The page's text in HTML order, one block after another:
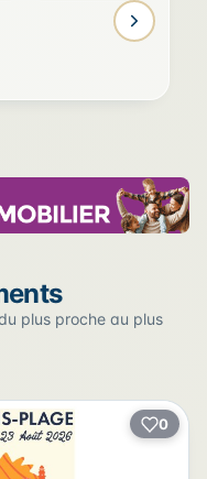
— les lieux qui
3
4
2
plus proche au plus
0